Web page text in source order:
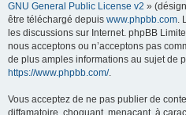
GNU General Public License v2 »
être téléchargé depuis www.phpbb.com.
les discussions sur Internet. phpBB
nous acceptons ou n’acceptons pas
de plus amples informations au sujet de
https://www.phpbb.com/.
Vous acceptez de ne pas publier de
diffamatoire, choquant, menaçant, à